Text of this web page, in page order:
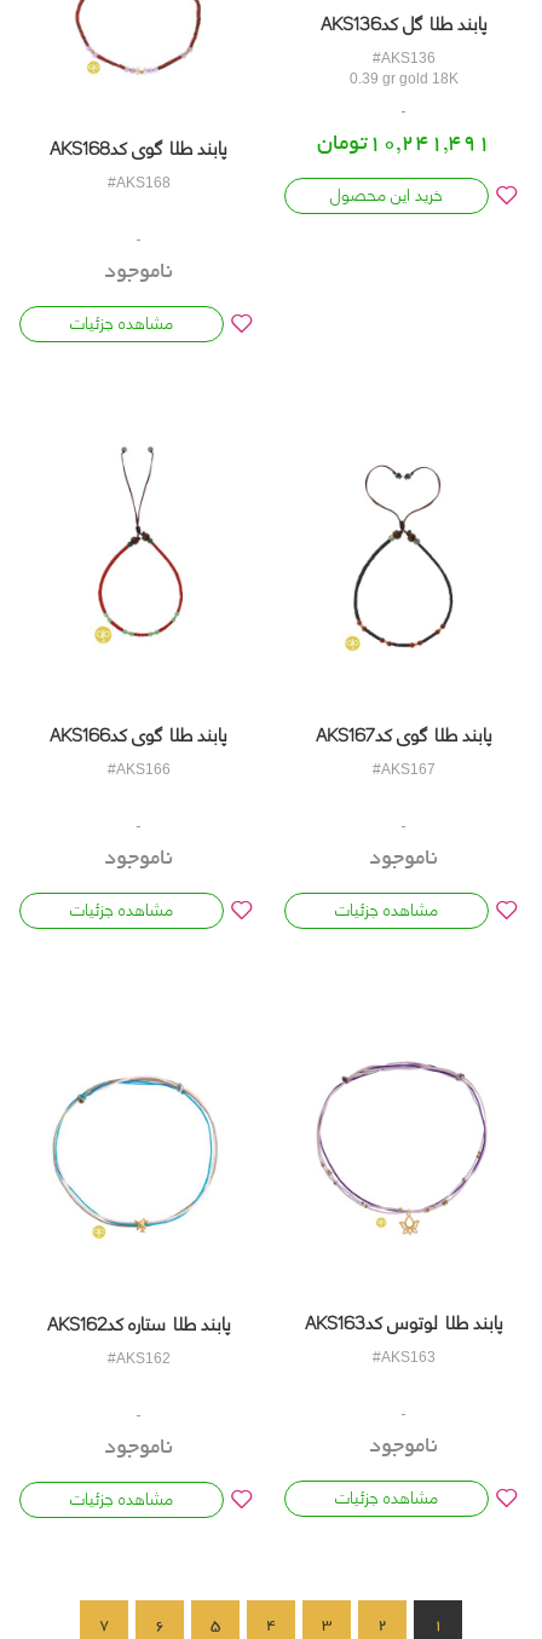
پابند طلا گل کدAKS136
#AKS136
0.39 gr gold 18K
10,241,491تومان
خرید این محصول
پابند طلا گوی کدAKS168
#AKS168
ناموجود
مشاهده جزئیات
پابند طلا گوی کدAKS167
#AKS167
ناموجود
مشاهده جزئیات
پابند طلا گوی کدAKS166
#AKS166
ناموجود
مشاهده جزئیات
پابند طلا لوتوس کدAKS163
#AKS163
ناموجود
مشاهده جزئیات
پابند طلا ستاره کدAKS162
#AKS162
ناموجود
مشاهده جزئیات
1
2
3
4
5
6
7